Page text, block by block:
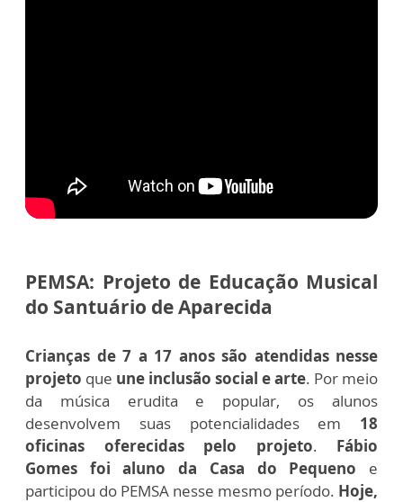
PEMSA: Projeto de Educação Musical
do Santuário de Aparecida
Crianças de 7 a 17 anos são atendidas nesse
projeto que une inclusão social e arte. Por meio
da música erudita e popular, os alunos
desenvolvem suas potencialidades em 18
oficinas oferecidas pelo projeto. Fábio
Gomes foi aluno da Casa do Pequeno e
participou do PEMSA nesse mesmo período. Hoje,